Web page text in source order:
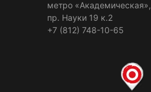
метро «Академическая»,
пр. Науки 19 к.2
+7 (812) 748-10-65